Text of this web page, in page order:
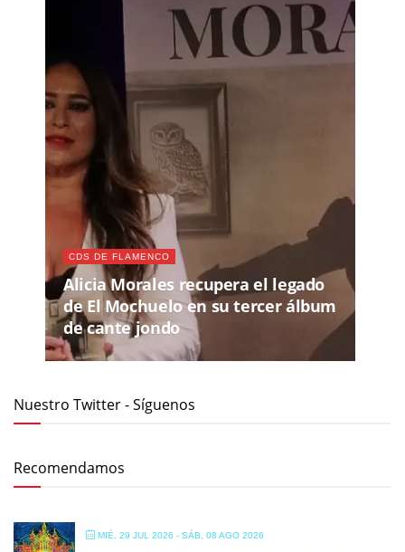
CDS DE FLAMENCO
Alicia Morales recupera el legado
de El Mochuelo en su tercer álbum
de cante jondo
Nuestro Twitter - Síguenos
Recomendamos
MIÉ, 29 JUL 2026 - SÁB, 08 AGO 2026